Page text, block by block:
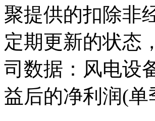
聚提供的扣除非
定期更新的状态
司数据：风电设
益后的净利润(